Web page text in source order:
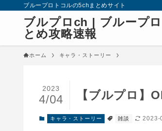
ブループロトコルの5chまとめサイト
ブルプロch | ブループ
とめ攻略速報
ホーム キャラ・ストーリー
【ブルプロ】
2023
4/04
キャラ・ストーリー 雑談 2023-